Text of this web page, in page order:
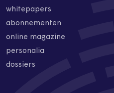
whitepapers
abonnementen
online magazine
personalia
dossiers